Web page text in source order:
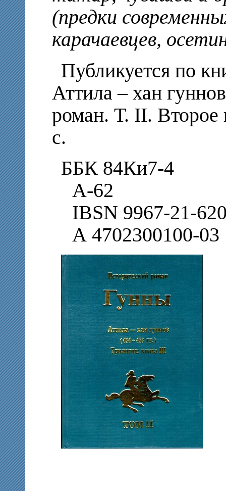
(предки
карачаевцев,
Публикуется по
Аттила – хан
роман. Т. II. Второе
с.
ББК 84Ки7-4
А-62
IBSN 9967-21-
А 4702300100-03